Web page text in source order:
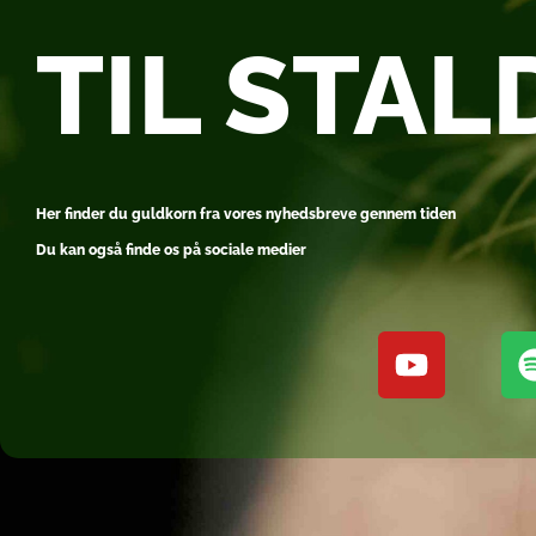
TIL
Her finder du guldkorn fra vores nyhedsbreve gennem tiden
Du kan også finde os på sociale medier
o
u
t
b